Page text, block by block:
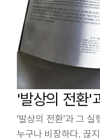
'발상의 전환'
'발상의 전환'과 그 실
누구나 비장하다. 끊